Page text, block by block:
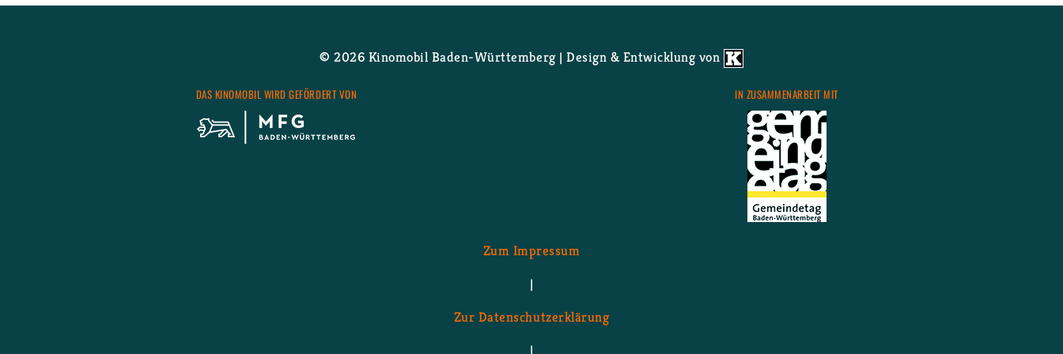
© 2026 Ki­no­mo­bil Ba­den-Würt­tem­berg | De­sign & Ent­wick­lung von
DAS KI­NO­MO­BIL WIRD GE­FÖR­DERT VON IN ZU­SAM­MEN­AR­BEIT MIT
Zum Im­pres­sum
|
Zur Da­ten­schutz­er­klä­rung
|